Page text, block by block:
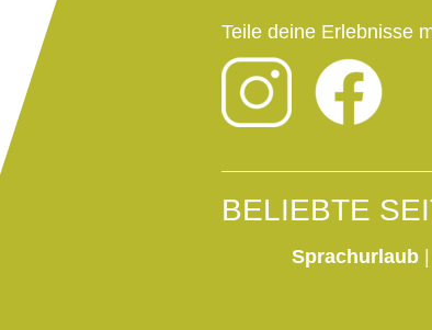
Teile deine Erlebnisse
BELIEBTE
Sprachurlaub |